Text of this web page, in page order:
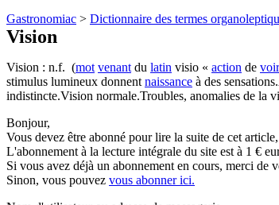
Gastronomiac > Dictionnaire des termes
Vision
Vision : n.f. (mot venant du latin visio « action de voir
stimulus lumineux donnent naissance à des
indistincte.Vision normale.Troubles, anomalies de la
Bonjour,
Vous devez être abonné pour lire la suite de cet article,
L'abonnement à la lecture intégrale du site est à 1 €
Si vous avez déjà un abonnement en cours, merci de
Sinon, vous pouvez vous abonner ici.